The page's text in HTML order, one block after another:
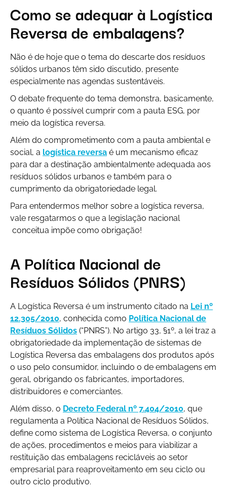
Como se adequar à Logística
Reversa de embalagens?
Não é de hoje que o tema do descarte dos resíduos
sólidos urbanos têm sido discutido, presente
especialmente nas agendas sustentáveis.
O debate frequente do tema demonstra, basicamente,
o quanto é possível cumprir com a pauta ESG, por
meio da logística reversa.
Além do comprometimento com a pauta ambiental e
social, a logística reversa é um mecanismo eficaz
para dar a destinação ambientalmente adequada aos
resíduos sólidos urbanos e também para o
cumprimento da obrigatoriedade legal.
Para entendermos melhor sobre a logística reversa,
vale resgatarmos o que a legislação nacional
conceitua impõe como obrigação!
A Política Nacional de
Resíduos Sólidos (PNRS)
A Logística Reversa é um instrumento citado na Lei nº
12.305/2010, conhecida como Política Nacional de
Resíduos Sólidos (“PNRS”). No artigo 33, §1º, a lei traz a
obrigatoriedade da implementação de sistemas de
Logística Reversa das embalagens dos produtos após
o uso pelo consumidor, incluindo o de embalagens em
geral, obrigando os fabricantes, importadores,
distribuidores e comerciantes.
Além disso, o Decreto Federal nº 7.404/2010, que
regulamenta a Política Nacional de Resíduos Sólidos,
define como sistema de Logística Reversa, o conjunto
de ações, procedimentos e meios para viabilizar a
restituição das embalagens recicláveis ao setor
empresarial para reaproveitamento em seu ciclo ou
outro ciclo produtivo.